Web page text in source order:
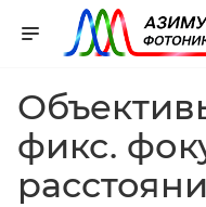
фикс.